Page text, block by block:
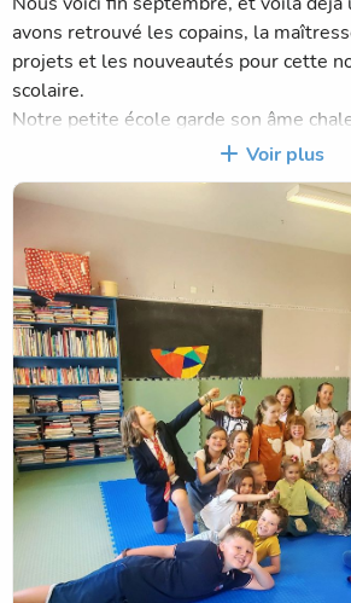
avons retrouvé les copains, la
projets et les nouveautés pour cette
scolaire.
Notre petite école garde son âme
et accueille trois nouveaux copains au
famille Saint-Jo. Des copains sont
horizons, d’autres ont poussé la porte
quoiqu’il arrive, nous savons que
donner des nouvelles les uns aux
vie, des changements, des essais,
mais toujours garder le cap pour venir
chaque jour afin de bien grandir.
Notre petite équipe compte donc pour
20 canailles : 8 en maternelle et 12 en
Toujours la même équipe pédagogique
Fanchon & Maîtresse Victoria, avec
petite nouvelle, maîtresse Véronique
à plein temps et c’est au tour de
d’accompagner dans les difficultés et
soi les enfants qui en ont besoin.
Voir plus